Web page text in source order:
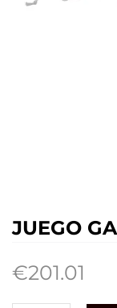
JUEGO
€201.01